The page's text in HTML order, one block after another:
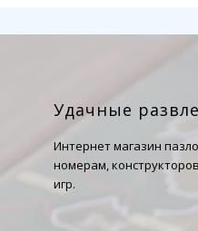
Удачные
Интернет магазин
номерам,
игр.